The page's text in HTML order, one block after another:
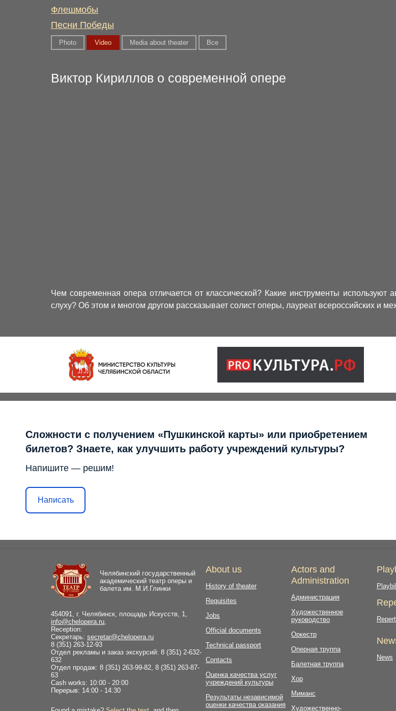
Флешмобы
Песни Победы
Photo Video Media about theater Вce
Виктор Кириллов о современной опере
Чем современная опера отличается от классической? Какие инструменты
слуху? Об этом и многом другом рассказывает солист оперы, лауреат всероссийских и
Сложности с получением «Пушкинской карты» или приобретением
билетов? Знаете, как улучшить работу учреждений культуры?
Напишите — решим!
Написать
Челябинский государственный
академический театр оперы и
балета им. М.И.Глинки
454091, г. Челябинск, площадь Искусств, 1,
info@chelopera.ru
Reception:
Секретарь: secretar@chelopera.ru
8 (351) 263-12-93
Отдел рекламы и заказ экскурсий: 8 (351) 2-632-
632
Отдел продаж: 8 (351) 263-99-82, 8 (351) 263-87-
63
Cash works: 10:00 - 20:00
Перерыв: 14:00 - 14:30
About us
History of theater
Requisites
Jobs
Official documents
Technical passport
Contacts
Оценка качества услуг
учреждений культуры
Результаты независимой
оценки качества оказания
Actors and
Administration
Администрация
Художественное
руководство
Оркестр
Оперная труппа
Балетная труппа
Хор
Миманс
Художественно-
News